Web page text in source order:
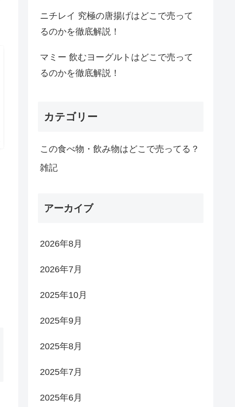
ニチレイ 究極の唐揚げはどこで売って
るのかを徹底解説！
マミー 飲むヨーグルトはどこで売って
るのかを徹底解説！
カテゴリー
この食べ物・飲み物はどこで売ってる？
雑記
アーカイブ
2026年8月
2026年7月
2025年10月
2025年9月
2025年8月
2025年7月
2025年6月